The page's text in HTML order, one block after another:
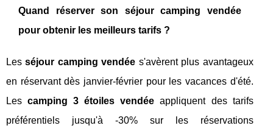
Quand réserver son séjour camping vendée
pour obtenir les meilleurs tarifs ?
Lesséjour camping vendée s'avèrent plus avantageux
en réservant dès janvier-février pour les vacances d'été.
Lescamping 3 étoiles vendée appliquent des tarifs
préférentiels jusqu'à -30% sur les réservations